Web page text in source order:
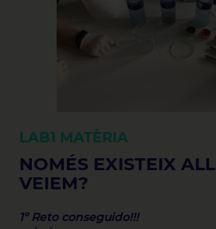
LAB1 MATÈRIA
NOMÉS EXISTEIX
VEIEM?
1º Reto conseguido!!!